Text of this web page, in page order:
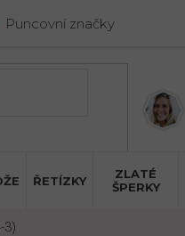
Puncovní značky
ŘETÍZKY
ZLATÉ
ŠPERKY
3)